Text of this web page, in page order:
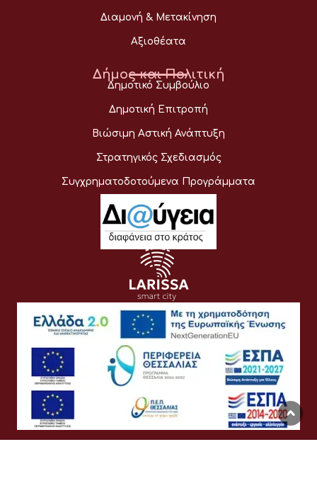
Διαμονή & Μετακίνηση
Αξιοθέατα
Δήμος και Πολιτική
Δημοτικό Συμβούλιο
Δημοτική Επιτροπή
Βιώσιμη Αστική Ανάπτυξη
Στρατηγικός Σχεδιασμός
Συγχρηματοδοτούμενα Προγράμματα